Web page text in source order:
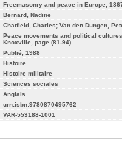
Freemasonry and peace in Europe,
Bernard, Nadine
Chatfield, Charles; Van den Dungen,
Peace movements and political
Knoxville, page (81-94)
Publié, 1988
Histoire
Histoire militaire
Sciences sociales
Anglais
urn:isbn:9780870495762
VAR-553188-1001